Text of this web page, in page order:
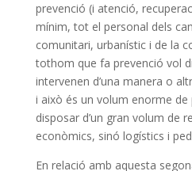
prevenció (i atenció,
mínim, tot el personal dels
comunitari, urbanístic i de la
tothom que fa prevenció vol
intervenen d’una manera o
i això és un volum enorme de
disposar d’un gran volum de
econòmics, sinó logístics i
En relació amb aquesta